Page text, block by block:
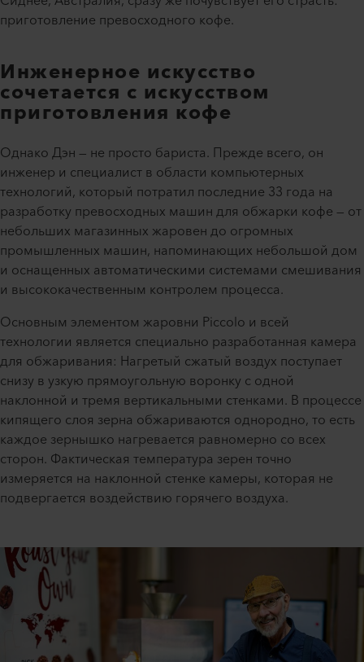
приготовление превосходного кофе.
Инженерное искусство
сочетается с искусством
приготовления кофе
Однако Дэн — не просто бариста. Прежде всего, он
инженер и специалист в области компьютерных
технологий, который потратил последние 33 года на
разработку превосходных машин для обжарки кофе — от
небольших магазинных жаровен до огромных
промышленных машин, напоминающих небольшой дом
и оснащенных автоматическими системами смешивания
и высококачественным контролем процесса.
Основным элементом жаровни Piccolo и всей
технологии является специально разработанная камера
для обжаривания: Нагретый сжатый воздух поступает
снизу в узкую прямоугольную воронку с одной
наклонной и тремя вертикальными стенками. В процессе
кипящего слоя зерна обжариваются однородно, то есть
каждое зернышко нагревается равномерно со всех
сторон. Фактическая температура зерен точно
измеряется на наклонной стенке камеры, которая не
подвергается воздействию горячего воздуха.